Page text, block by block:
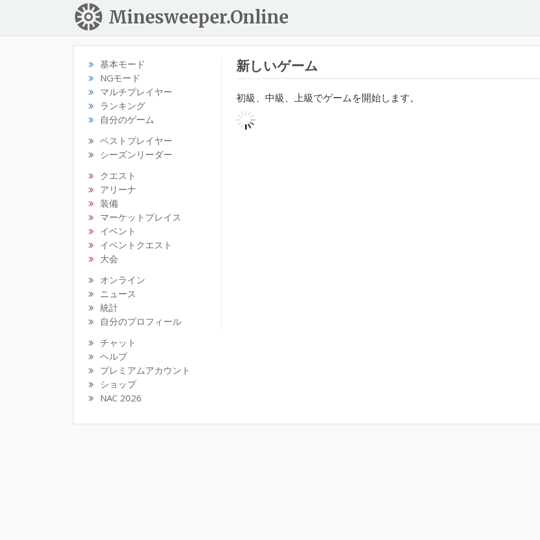
Minesweeper.Online
基本モード
NGモード
マルチプレイヤー
ランキング
自分のゲーム
ベストプレイヤー
シーズンリーダー
クエスト
アリーナ
装備
マーケットプレイス
イベント
イベントクエスト
大会
オンライン
ニュース
統計
自分のプロフィール
チャット
ヘルプ
プレミアムアカウント
ショップ
NAC 2026
新しいゲーム
初級、中級、上級でゲームを開始します。